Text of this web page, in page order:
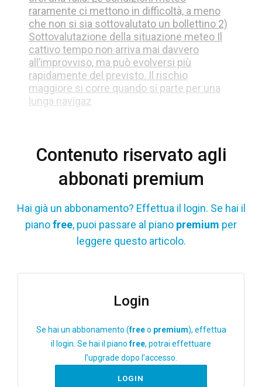
raramente ci mettono in difficoltà, a meno
che non si sia sottovalutato un bollettino 2)
Sottovalutazione della situazione meteo Il
cattivo tempo non arriva mai davvero
all’improvviso, ma può evolversi più
rapidamente del previsto. Il rischio
maggiore si corre quando si parte per una
lunga navigaz
Contenuto riservato agli
abbonati premium
Hai già un abbonamento? Effettua il login. Se hai il
pianofree, puoi passare al piano premium per
leggere questo articolo.
Login
Se hai un abbonamento (freeo premium), effettua
il login. Se hai il pianofree, potrai effettuare
l’upgrade dopo l’accesso.
LOGIN